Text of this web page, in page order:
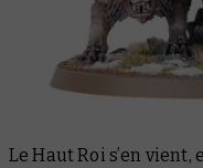
Le Haut Roi s’en